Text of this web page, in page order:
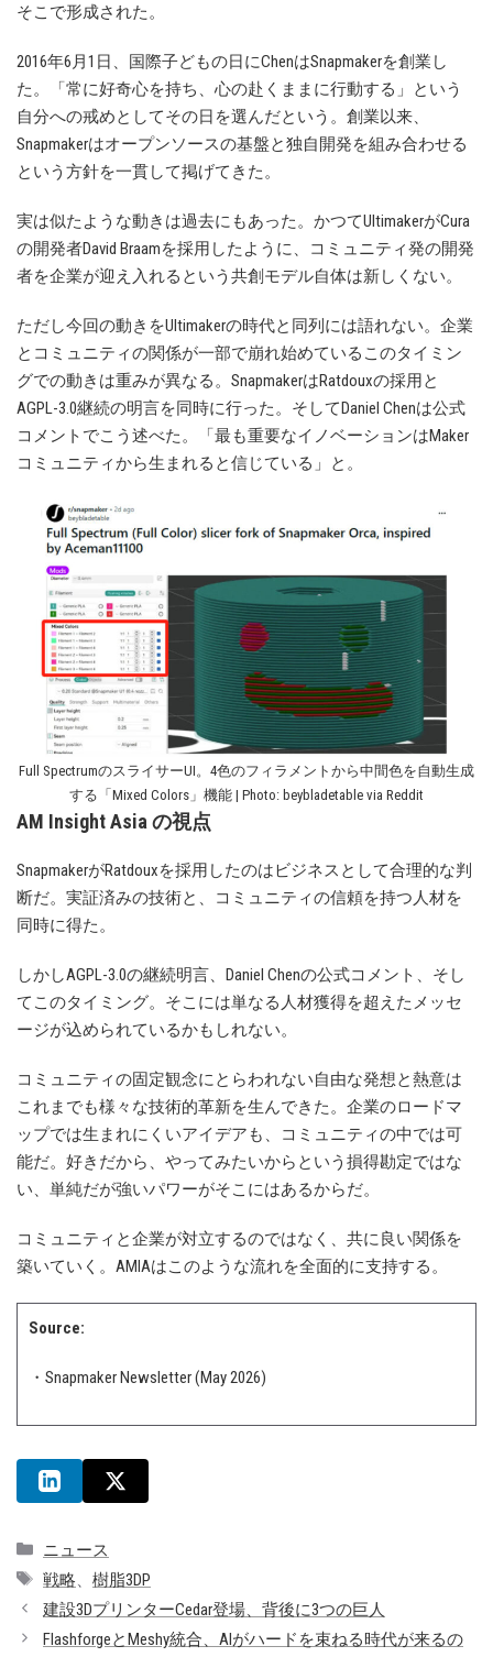
そこで形成された。
2016年6月1日、国際子どもの日にChenはSnapmakerを創業し
た。「常に好奇心を持ち、心の赴くままに行動する」という
自分への戒めとしてその日を選んだという。創業以来、
Snapmakerはオープンソースの基盤と独自開発を組み合わせる
という方針を一貫して掲げてきた。
実は似たような動きは過去にもあった。かつてUltimakerがCura
の開発者David Braamを採用したように、コミュニティ発の開発
者を企業が迎え入れるという共創モデル自体は新しくない。
ただし今回の動きをUltimakerの時代と同列には語れない。企業
とコミュニティの関係が一部で崩れ始めているこのタイミン
グでの動きは重みが異なる。SnapmakerはRatdouxの採用と
AGPL-3.0継続の明言を同時に行った。そしてDaniel Chenは公式
コメントでこう述べた。「最も重要なイノベーションはMaker
コミュニティから生まれると信じている」と。
Full SpectrumのスライサーUI。4色のフィラメントから中間色を自動生成
する「Mixed Colors」機能 | Photo: beybladetable via Reddit
AM Insight Asia の視点
SnapmakerがRatdouxを採用したのはビジネスとして合理的な判
断だ。実証済みの技術と、コミュニティの信頼を持つ人材を
同時に得た。
しかしAGPL-3.0の継続明言、Daniel Chenの公式コメント、そし
てこのタイミング。そこには単なる人材獲得を超えたメッセ
ージが込められているかもしれない。
コミュニティの固定観念にとらわれない自由な発想と熱意は
これまでも様々な技術的革新を生んできた。企業のロードマ
ップでは生まれにくいアイデアも、コミュニティの中では可
能だ。好きだから、やってみたいからという損得勘定ではな
い、単純だが強いパワーがそこにはあるからだ。
コミュニティと企業が対立するのではなく、共に良い関係を
築いていく。AMIAはこのような流れを全面的に支持する。
Source:
・Snapmaker Newsletter (May 2026)
カ
テ
リ
ー
ニュース
タ
グ
戦略
樹脂3DP
建設3DプリンターCedar登場、背後に3つの巨人
FlashforgeとMeshy統合、AIがハードを束ねる時代が来るの